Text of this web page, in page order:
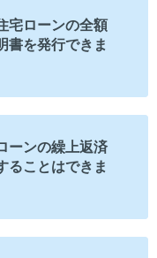
宅ローンの全額
書を発行できま
ーンの繰上返済
ることはできま